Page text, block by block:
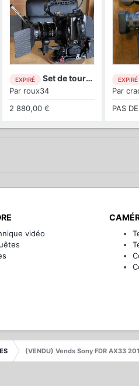
EXPIRÉ Set de tournage BMPCC 6K Pro ...
Par roux34
2 880,00 €
EXPIRÉ
Par
PAS
vidéo
(VENDU) Vends Sony FDR AX33